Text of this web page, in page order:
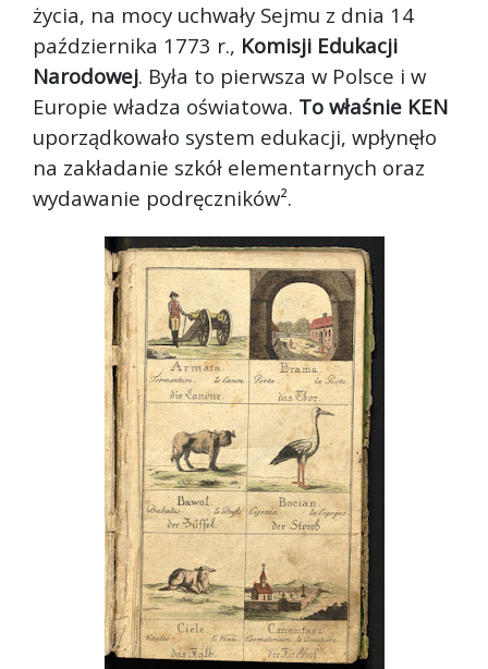
życia, na mocy uchwały Sejmu z dnia 14
października 1773 r., Komisji Edukacji
Narodowej. Była to pierwsza w Polsce i w
Europie władza oświatowa. To właśnie KEN
uporządkowało system edukacji, wpłynęło
na zakładanie szkół elementarnych oraz
wydawanie podręczników².